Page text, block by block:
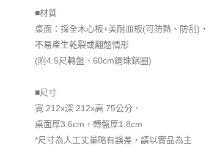
■材質
桌面：採全木心板+美耐皿板(可防熱、防刮)，
不易產生乾裂或翻翹情形
(附4.5尺轉盤、60cm鋼珠鋁圈)
■尺寸
寬 212x深 212x高 75公分．
桌面厚3.6cm，轉盤厚1.8cm
*尺寸為人工丈量略有誤差，請以實品為主